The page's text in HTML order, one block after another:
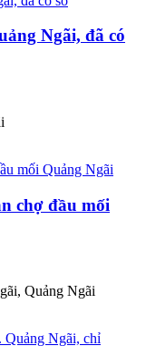
Ngãi, đã có
chợ đầu mối
Quảng Ngãi